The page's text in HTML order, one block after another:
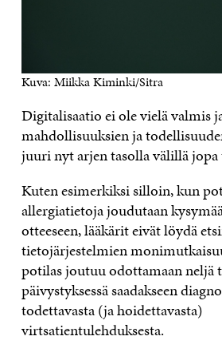
Kuva: Miikka Kiminki/Sitra
Digitalisaatio ei ole vielä valmis
mahdollisuuksien ja
juuri nyt arjen tasolla välillä
Kuten esimerkiksi silloin, kun
allergiatietoja joudutaan
otteeseen, lääkärit eivät löydä
tietojärjestelmien
potilas joutuu odottamaan neljä
päivystyksessä saadakseen
todettavasta (ja hoidettavasta)
virtsatientulehduksesta.